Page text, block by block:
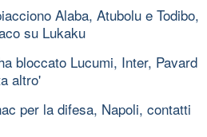
Alaba, Atubolu e Todibo,
su Lukaku
bloccato Lucumi, Inter, Pavard
altro'
per la difesa, Napoli, contatti